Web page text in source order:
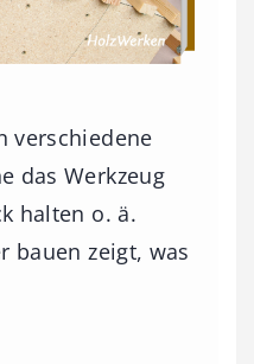
verschiedene
das Werkzeug
halten o. ä.
bauen zeigt, was